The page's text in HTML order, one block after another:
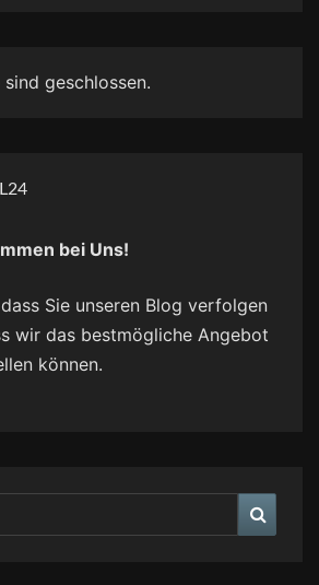
geschlossen.
bei Uns!
Sie unseren Blog verfolgen
wir das bestmögliche Angebot
können.